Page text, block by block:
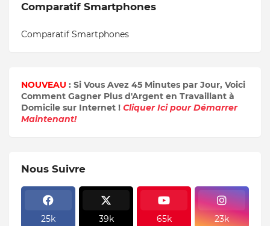
Comparatif Smartphones
Comparatif Smartphones
NOUVEAU : Si Vous Avez 45 Minutes par Jour, Voici
Comment Gagner Plus d'Argent en Travaillant à
Domicile sur Internet ! Cliquer Ici pour Démarrer
Maintenant!
Nous Suivre
25k 39k 65k 23k